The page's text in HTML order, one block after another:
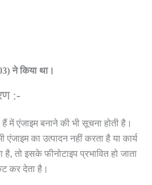
ने किया था।
:-
में एंजाइम बनाने की भी सूचना होती है।
का उत्पादन नहीं करता है या कार्य
है, तो इसके फीनोटाइप प्रभावित हो जाता
कर देता है।